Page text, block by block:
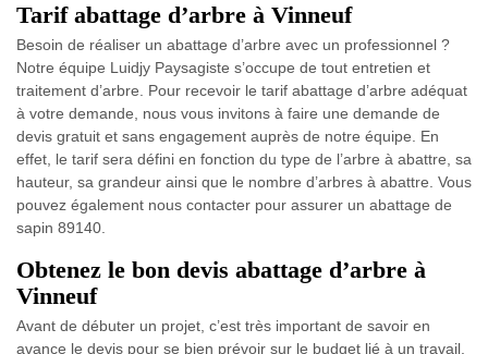
Tarif abattage d’arbre à Vinneuf
Besoin de réaliser un abattage d’arbre avec un professionnel ?
Notre équipe Luidjy Paysagiste s’occupe de tout entretien et
traitement d’arbre. Pour recevoir le tarif abattage d’arbre adéquat
à votre demande, nous vous invitons à faire une demande de
devis gratuit et sans engagement auprès de notre équipe. En
effet, le tarif sera défini en fonction du type de l’arbre à abattre, sa
hauteur, sa grandeur ainsi que le nombre d’arbres à abattre. Vous
pouvez également nous contacter pour assurer un abattage de
sapin 89140.
Obtenez le bon devis abattage d’arbre à
Vinneuf
Avant de débuter un projet, c’est très important de savoir en
avance le devis pour se bien prévoir sur le budget lié à un travail.